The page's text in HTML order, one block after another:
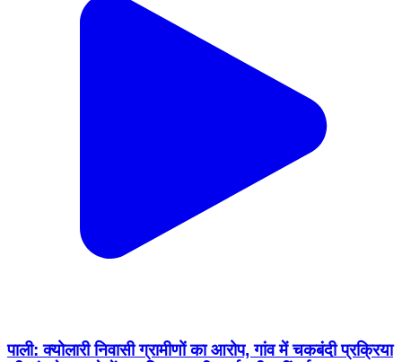
पाली: क्योलारी निवासी ग्रामीणों का आरोप, गांव में चकबंदी प्रक्रिया